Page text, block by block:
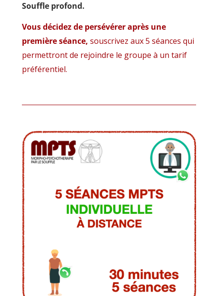
Souffle profond.
Vous décidez de persévérer après une
première séance, souscrivez aux 5 séances qui
permettront de rejoindre le groupe à un tarif
préférentiel.